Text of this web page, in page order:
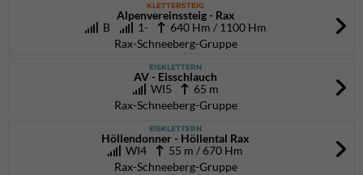
KLETTERSTEIG
Alpenvereinssteig - Rax
B
1- 640 Hm / 1100 Hm
Rax-Schneeberg-Gruppe
EISKLETTERN
AV - Eisschlauch
WI5 65 m
Rax-Schneeberg-Gruppe
EISKLETTERN
Höllendonner - Höllental Rax
WI4
55 m / 670 Hm
Rax-Schneeberg-Gruppe